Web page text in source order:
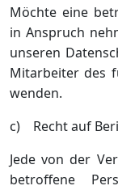
Möchte eine
in Anspruch
unseren
Mitarbeiter des
wenden.
c) Recht auf
Jede von der
betroffene